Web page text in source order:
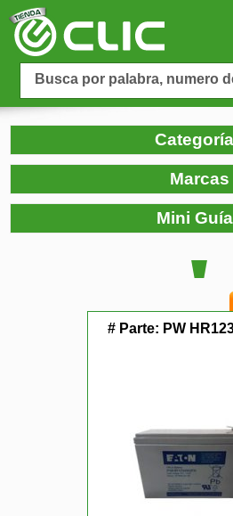
Marcas
Mini
# Parte: PW